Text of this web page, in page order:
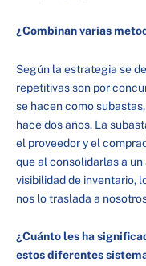
¿Combinan varias
Según la estrategia se
repetitivas son por
se hacen como
hace dos años. La
el proveedor y el
que al consolidarlas a
visibilidad de inventario,
nos lo traslada a
¿Cuánto les ha
estos diferentes